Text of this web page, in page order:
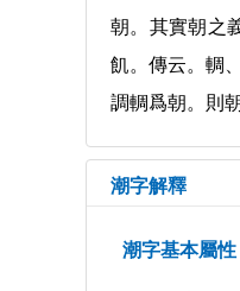
朝。其實朝之
飢。傳云。輖
調輖爲朝。則
潮字解釋
潮字基本屬性